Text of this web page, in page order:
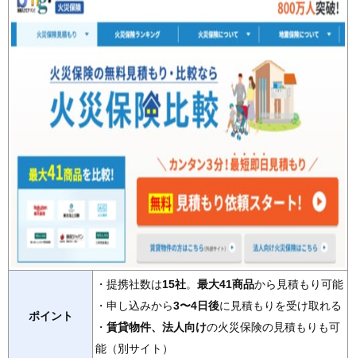
ポイント
・提携社数は15社。 最大41商品から見積もり可能
・申し込みから3〜4日後に見積もりを受け取れる
・ 賃貸物件、法人向けの火災保険の見積もりも可
能（別サイト）